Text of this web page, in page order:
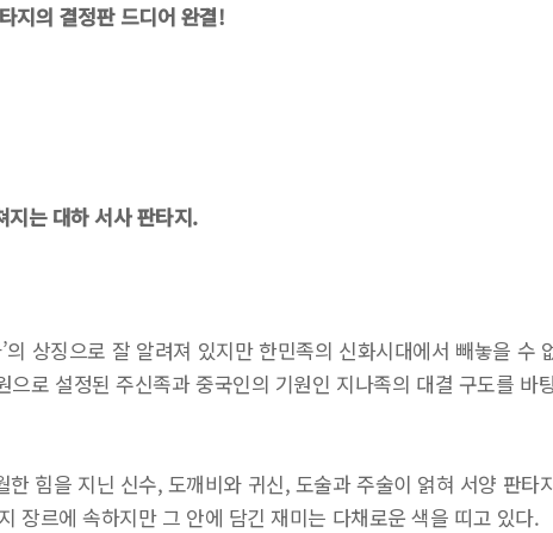
지의 결정판 드디어 완결!
지는 대하 서사 판타지.
의 상징으로 잘 알려져 있지만 한민족의 신화시대에서 빼놓을
로 설정된 주신족과 중국인의 기원인 지나족의 대결 구도를
힘을 지닌 신수, 도깨비와 귀신, 도술과 주술이 얽혀 서양 판
장르에 속하지만 그 안에 담긴 재미는 다채로운 색을 띠고 있다